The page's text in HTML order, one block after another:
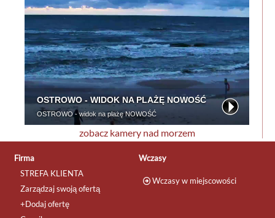
zobacz kamery nad morzem
Firma
STREFA KLIENTA
Zarządzaj swoją ofertą
+Dodaj ofertę
Wczasy
Wczasy w miejscowości